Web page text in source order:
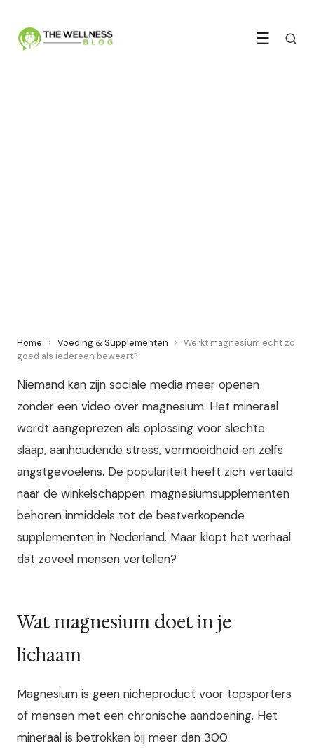
☰
Home › Voeding & Supplementen › Werkt magnesium echt zo
goed als iedereen beweert?
Niemand kan zijn sociale media meer openen
zonder een video over magnesium. Het mineraal
wordt aangeprezen als oplossing voor slechte
slaap, aanhoudende stress, vermoeidheid en zelfs
angstgevoelens. De populariteit heeft zich vertaald
naar de winkelschappen: magnesiumsupplementen
behoren inmiddels tot de bestverkopende
supplementen in Nederland. Maar klopt het verhaal
dat zoveel mensen vertellen?
Wat magnesium doet in je
lichaam
Magnesium is geen nicheproduct voor topsporters
of mensen met een chronische aandoening. Het
mineraal is betrokken bij meer dan 300